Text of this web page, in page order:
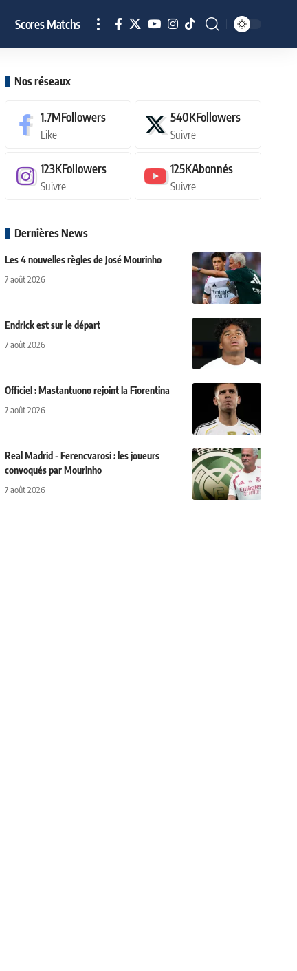
Scores Matchs
Nos réseaux
1.7MFollowers
Like
540KFollowers
Suivre
123KFollowers
Suivre
125KAbonnés
Suivre
Dernières News
Les 4 nouvelles règles de José Mourinho
7 août 2026
Endrick est sur le départ
7 août 2026
Officiel : Mastantuono rejoint la Fiorentina
7 août 2026
Real Madrid - Ferencvarosi : les joueurs
convoqués par Mourinho
7 août 2026